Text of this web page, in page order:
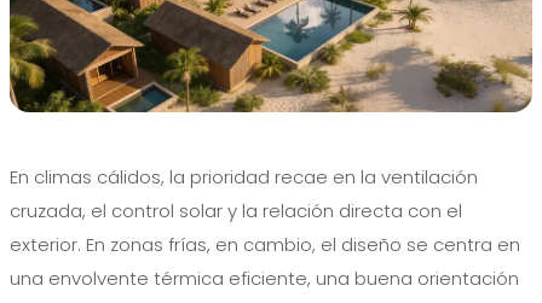
En climas cálidos, la prioridad recae en la ventilación
cruzada, el control solar y la relación directa con el
exterior. En zonas frías, en cambio, el diseño se centra en
una envolvente térmica eficiente, una buena orientación